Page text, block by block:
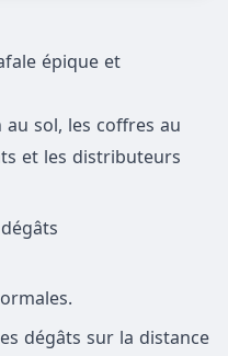
épique et
sol, les coffres au
et les distributeurs
dégâts sur la distance